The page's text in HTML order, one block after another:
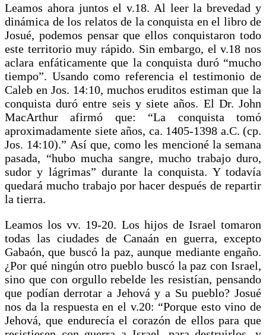
Leamos ahora juntos el v.18. Al leer la brevedad y
dinámica de los relatos de la conquista en el libro de
Josué, podemos pensar que ellos conquistaron todo
este territorio muy rápido. Sin embargo, el v.18 nos
aclara enfáticamente que la conquista duró “mucho
tiempo”. Usando como referencia el testimonio de
Caleb en Jos. 14:10, muchos eruditos estiman que la
conquista duró entre seis y siete años. El Dr. John
MacArthur afirmó que: “La conquista tomó
aproximadamente siete años, ca. 1405-1398 a.C. (cp.
Jos. 14:10).” Así que, como les mencioné la semana
pasada, “hubo mucha sangre, mucho trabajo duro,
sudor y lágrimas” durante la conquista. Y todavía
quedará mucho trabajo por hacer después de repartir
la tierra.
Leamos los vv. 19-20. Los hijos de Israel tomaron
todas las ciudades de Canaán en guerra, excepto
Gabaón, que buscó la paz, aunque mediante engaño.
¿Por qué ningún otro pueblo buscó la paz con Israel,
sino que con orgullo rebelde les resistían, pensando
que podían derrotar a Jehová y a Su pueblo? Josué
nos da la respuesta en el v.20: “Porque esto vino de
Jehová, que endurecía el corazón de ellos para que